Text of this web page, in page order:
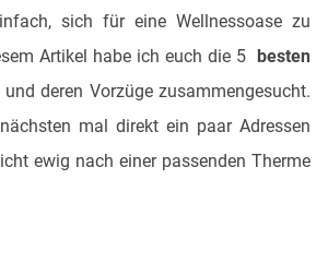
sich für eine Wellnessoase zu
Artikel habe ich euch die 5 besten
und deren Vorzüge zusammengesucht.
mal direkt ein paar Adressen
ewig nach einer passenden Therme